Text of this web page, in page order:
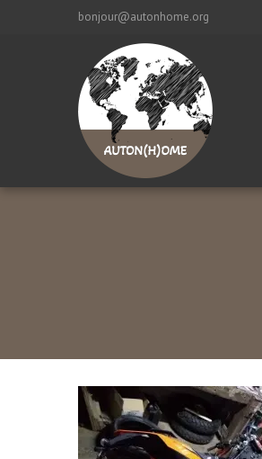
bonjour@autonhome.org